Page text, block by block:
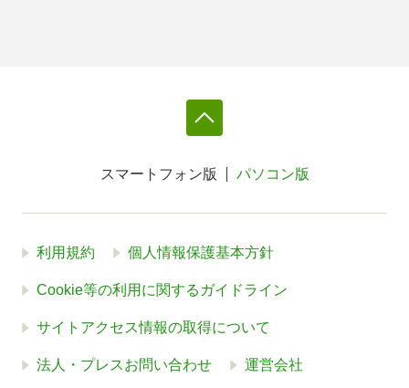
スマートフォン版 パソコン版
利用規約 個人情報保護基本方針
Cookie等の利用に関するガイドライン
サイトアクセス情報の取得について
法人・プレスお問い合わせ 運営会社